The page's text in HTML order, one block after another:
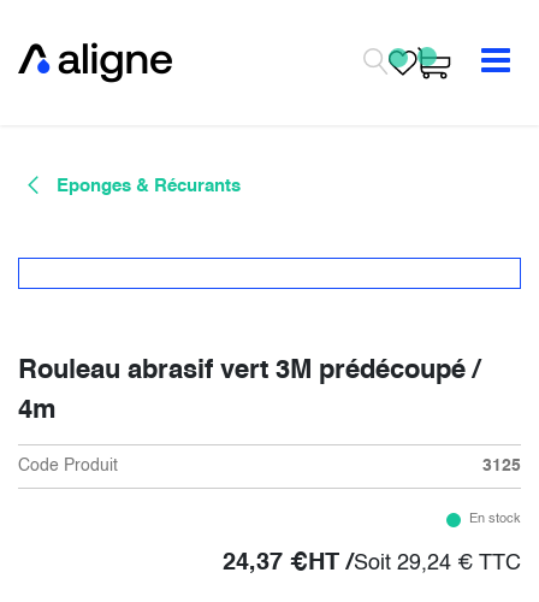
Eponges & Récurants
Rouleau abrasif vert 3M prédécoupé /
4m
Code Produit 3125
En stock
24,37 €HT /Soit 29,24 € TTC